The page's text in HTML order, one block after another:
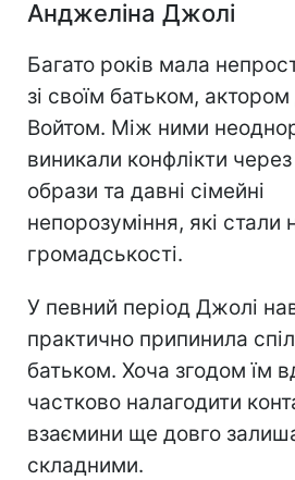
Анджеліна Джолі
Багато років мала
зі своїм батьком,
Войтом. Між ними
виникали конфлікти через
образи та давні сімейні
непорозуміння, які стали
громадськості.
У певний період Джолі
практично припинила
батьком. Хоча згодом їм
частково налагодити
взаємини ще довго
складними.